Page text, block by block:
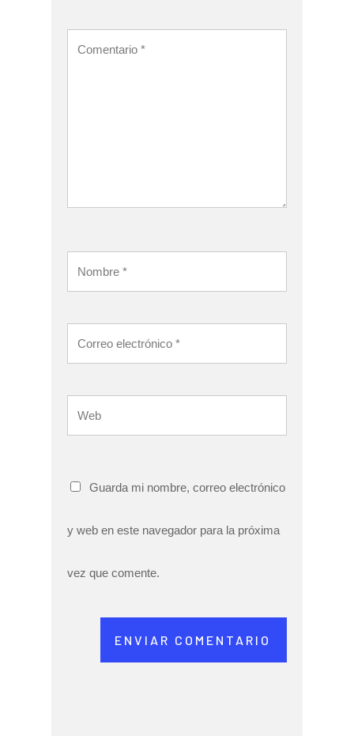
Guarda mi nombre, correo electrónico
y web en este navegador para la próxima
vez que comente.
ENVIAR COMENTARIO